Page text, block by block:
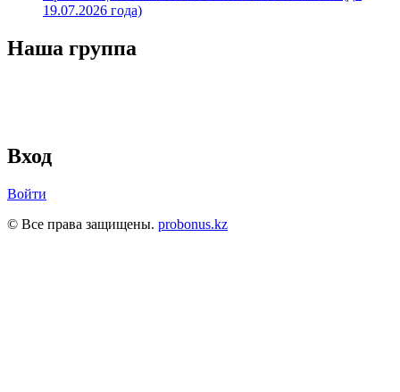
19.07.2026 года)
Наша группа
Вход
Войти
© Все права защищены. probonus.kz